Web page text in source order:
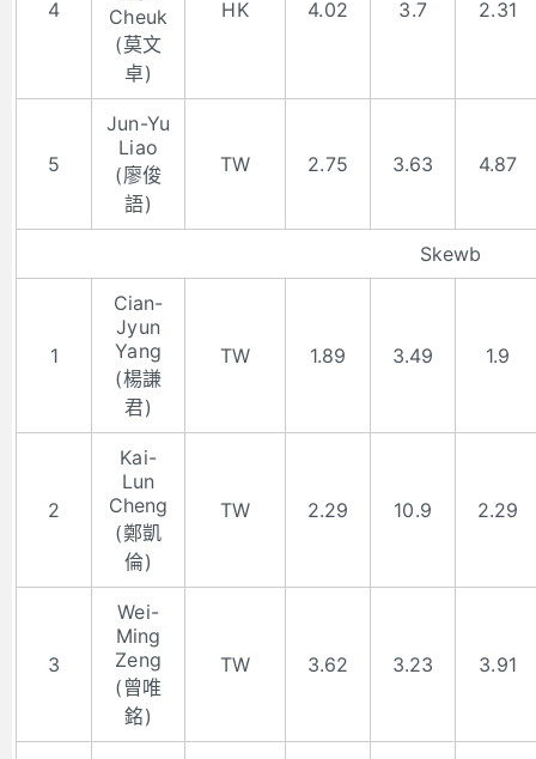
4
Cheuk
(莫文
卓)
HK 4.02 3.7 2.31
5
Jun-Yu
Liao
(廖俊
語)
TW 2.75 3.63 4.87
Skewb
1
Cian-
Jyun
Yang
(楊謙
君)
TW 1.89 3.49 1.9
2
Kai-
Lun
Cheng
(鄭凱
倫)
TW 2.29 10.9 2.29
3
Wei-
Ming
Zeng
(曾唯
銘)
TW 3.62 3.23 3.91